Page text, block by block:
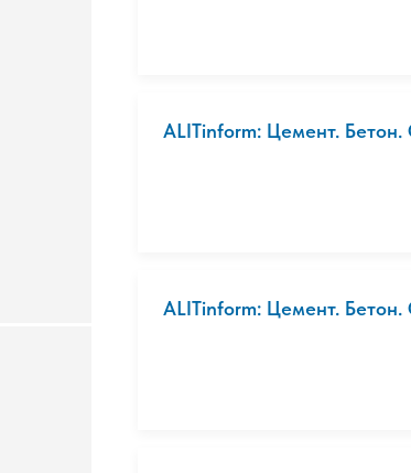
ALITinform: Цемент. Бетон.
ALITinform: Цемент. Бетон.